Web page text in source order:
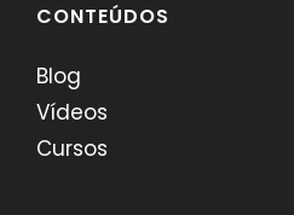
CONTEÚDOS
Blog
Vídeos
Cursos